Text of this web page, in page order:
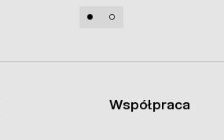
Współpraca